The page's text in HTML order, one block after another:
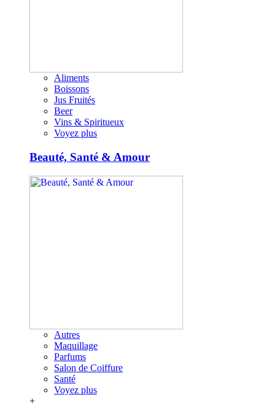
Aliments
Boissons
Jus Fruités
Beer
Vins & Spiritueux
Voyez plus
Beauté, Santé & Amour
Autres
Maquillage
Parfums
Salon de Coiffure
Santé
Voyez plus
+